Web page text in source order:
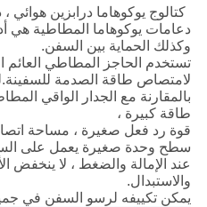
كتالوج يوكوهاما درابزين
دعامات يوكوهاما المطاطية هي
وكذلك الحماية بين السفن.
تستخدم الحاجز المطاطي
لامتصاص طاقة الصدمة
بالمقارنة مع الجدار الواقي
طاقة كبيرة ،
قوة رد فعل صغيرة ، مساحة
سطح وحدة صغيرة يعمل على
عند الإمالة والضغط ، لا ينخفض
والاستبدال.
يمكن تكييفه لرسو السفن في